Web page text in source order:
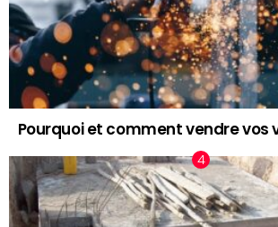
Pourquoi et comment vendre vos